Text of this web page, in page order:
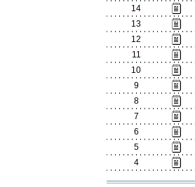
14
13
12
11
10
9
8
7
6
5
4